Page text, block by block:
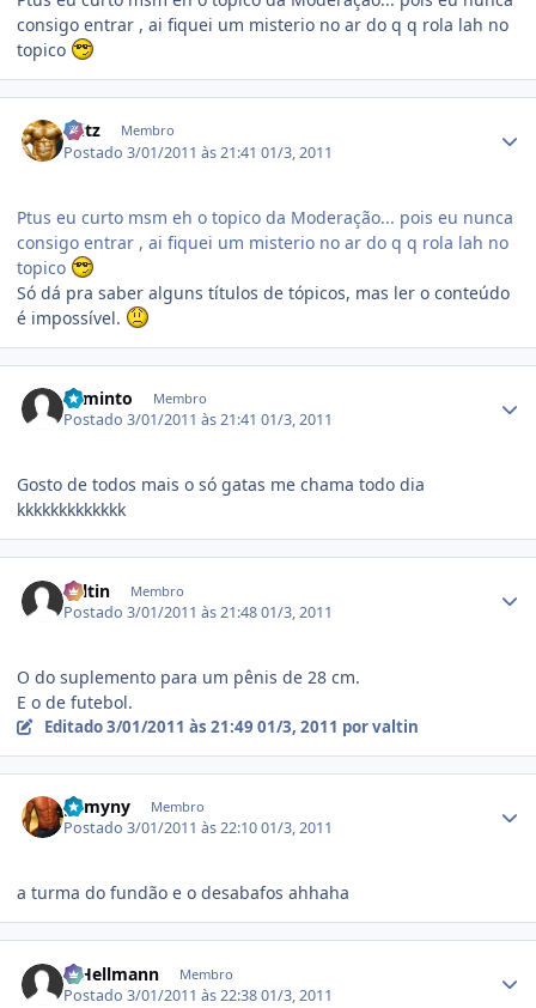
consigo entrar , ai fiquei um misterio no ar do q q rola lah no
topico
Fritz Membro
Postado3/01/2011 às 21:4101/3, 2011
Ptus eu curto msm eh o topico da Moderação... pois eu nunca
consigo entrar , ai fiquei um misterio no ar do q q rola lah no
topico
Só dá pra saber alguns títulos de tópicos, mas ler o conteúdo
é impossível.
Faminto Membro
Postado3/01/2011 às 21:4101/3, 2011
Gosto de todos mais o só gatas me chama todo dia
kkkkkkkkkkkkk
valtin Membro
Postado3/01/2011 às 21:4801/3, 2011
O do suplemento para um pênis de 28 cm.
E o de futebol.
Editado3/01/2011 às 21:49 01/3, 2011 por valtin
gemyny Membro
Postado3/01/2011 às 22:1001/3, 2011
a turma do fundão e o desabafos ahhaha
R.Hellmann Membro
Postado3/01/2011 às 22:3801/3, 2011